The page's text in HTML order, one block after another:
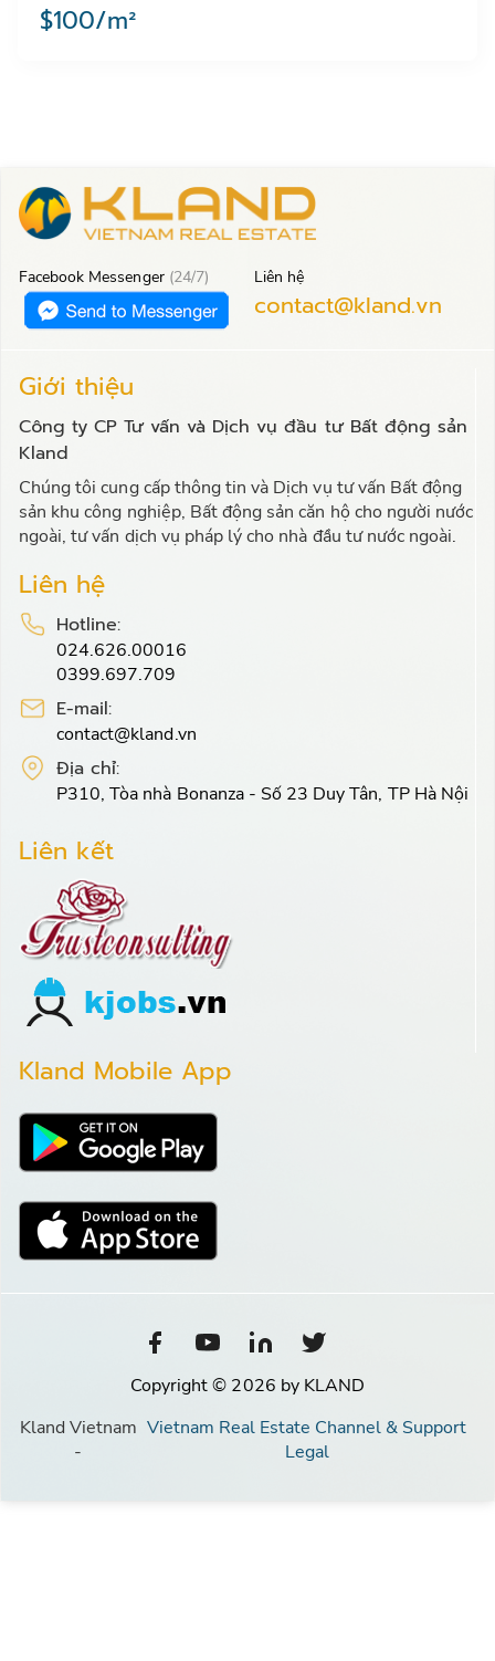
$100/m²
Facebook Messenger (24/7) Liên hệ
contact@kland.vn
Giới thiệu
Công ty CP Tư vấn và Dịch vụ đầu tư Bất động sản
Kland
Chúng tôi cung cấp thông tin và Dịch vụ tư vấn Bất động
sản khu công nghiệp, Bất động sản căn hộ cho người nước
ngoài, tư vấn dịch vụ pháp lý cho nhà đầu tư nước ngoài.
Liên hệ
Hotline:
024.626.00016
0399.697.709
E-mail:
contact@kland.vn
Địa chỉ:
P310, Tòa nhà Bonanza - Số 23 Duy Tân, TP Hà Nội
Liên kết
Kland Mobile App
Copyright © 2026 by KLAND
Kland Vietnam
-
Vietnam Real Estate Channel & Support
Legal